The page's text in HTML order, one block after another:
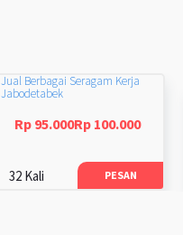
Jual Berbagai Seragam Kerja
Jabodetabek
Rp 95.000Rp 100.000
32 Kali PESAN